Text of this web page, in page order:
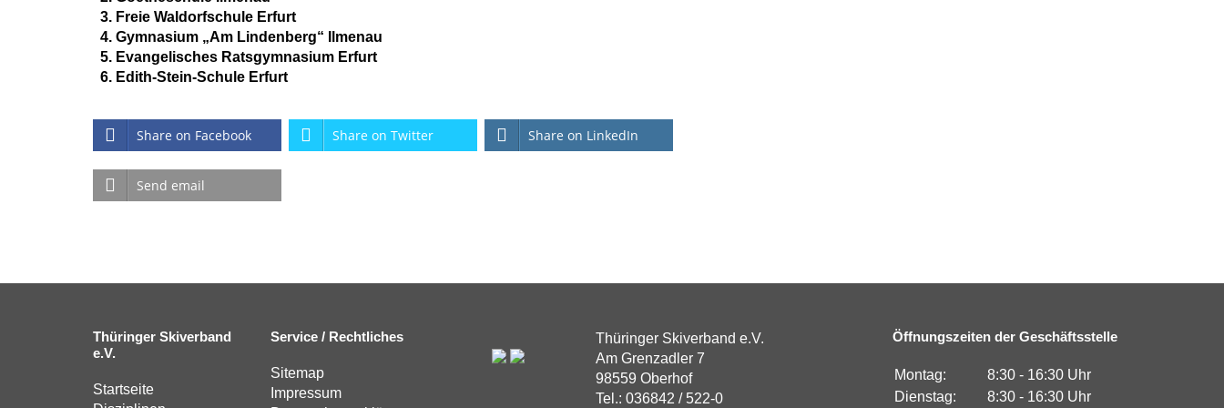
Freie Waldorfschule Erfurt
Gymnasium „Am Lindenberg“ Ilmenau
Evangelisches Ratsgymnasium Erfurt
Edith-Stein-Schule Erfurt
Share on Facebook Share on Twitter Share on LinkedIn
Send email
Thüringer Skiverband
e.V.
Startseite
Service / Rechtliches
Sitemap
Impressum
Thüringer Skiverband e.V.
Am Grenzadler 7
98559 Oberhof
Tel.: 036842 / 522-0
Öffnungszeiten der Geschäftsstelle
Montag:
8:30 - 16:30 Uhr
Dienstag:
8:30 - 16:30 Uhr